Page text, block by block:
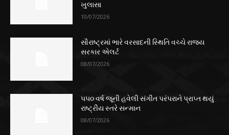
ખુલાસા
10/07/2026
સૌરાષ્ટ્રમાં ભારે વરસાદની સ્થિતિ વચ્ચે રાજ્ય
સરકાર એલર્ટ
08/07/2026
૫૫૦ વર્ષ જૂની હવેલી સંગીત પરંપરાને પ્રાપ્ત થયું
રાષ્ટ્રીય સ્તરે સન્માન
08/07/2026